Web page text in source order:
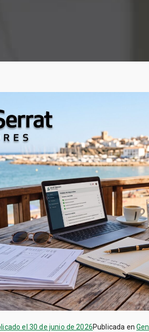
el 30 de junio de 2026Publicada en